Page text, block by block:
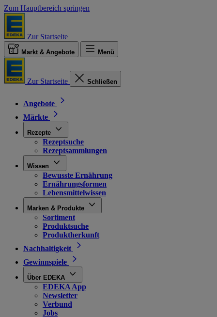
Zum Hauptbereich springen
Zur Startseite
Markt & Angebote Menü
Zur Startseite Schließen
Angebote
Märkte
Rezepte
Rezeptsuche
Rezeptsammlungen
Wissen
Bewusste Ernährung
Ernährungsformen
Lebensmittelwissen
Marken & Produkte
Sortiment
Produktsuche
Produktherkunft
Nachhaltigkeit
Gewinnspiele
Über EDEKA
EDEKA App
Newsletter
Verbund
Jobs